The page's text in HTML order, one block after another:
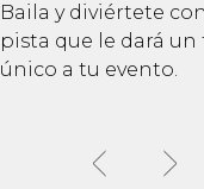
Baila y diviértete
pista que le dará un
único a tu evento.